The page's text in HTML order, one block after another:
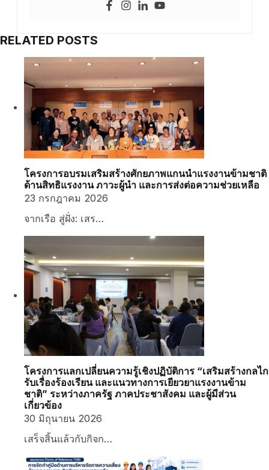
RELATED POSTS
โครงการอบรมเสริมสร้างศักยภาพแกนนำแรงงานข้ามชาติ
ด้านสิทธิแรงงาน ภาวะผู้นำ และการส่งต่อความช่วยเหลือ
23 กรกฎาคม 2026
จากเรือ สู่ฝั่ง: เสร…
โครงการแลกเปลี่ยนความรู้เชิงปฏิบัติการ “เสริมสร้างกลไก
รับเรื่องร้องเรียน และแนวทางการเยียวยาแรงงานข้าม
ชาติ” ระหว่างภาครัฐ ภาคประชาสังคม และผู้มีส่วน
เกี่ยวข้อง
30 มิถุนายน 2026
เสร็จสิ้นแล้วกับกิจก…